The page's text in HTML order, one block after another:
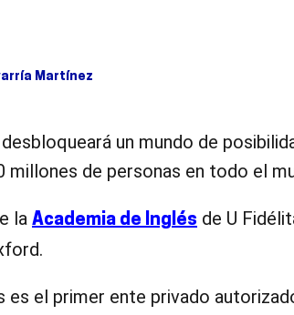
Martínez
un mundo de
millones de personas en todo el
la Academia de Inglés de U
es el primer ente privado